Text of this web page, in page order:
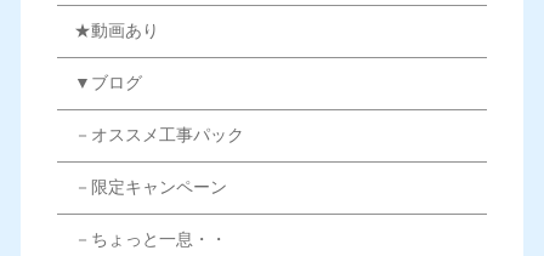
★動画あり
▼ブログ
－オススメ工事パック
－限定キャンペーン
－ちょっと一息・・